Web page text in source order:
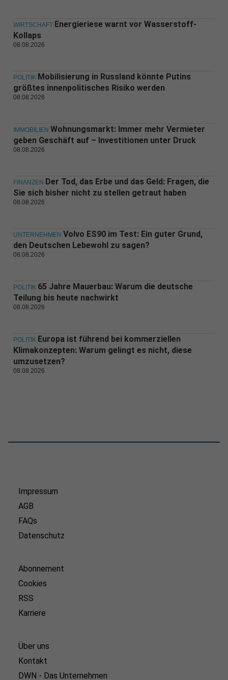
WIRTSCHAFT Energieriese warnt vor Wasserstoff-
Kollaps
08.08.2026
POLITIK Mobilisierung in Russland könnte Putins
größtes innenpolitisches Risiko werden
08.08.2026
IMMOBILIEN Wohnungsmarkt: Immer mehr Vermieter
geben Geschäft auf – Investitionen unter Druck
08.08.2026
FINANZEN Der Tod, das Erbe und das Geld: Fragen, die
Sie sich bisher nicht zu stellen getraut haben
08.08.2026
UNTERNEHMEN Volvo ES90 im Test: Ein guter Grund,
den Deutschen Lebewohl zu sagen?
08.08.2026
POLITIK 65 Jahre Mauerbau: Warum die deutsche
Teilung bis heute nachwirkt
08.08.2026
POLITIK Europa ist führend bei kommerziellen
Klimakonzepten: Warum gelingt es nicht, diese
umzusetzen?
08.08.2026
Impressum
AGB
FAQs
Datenschutz
Abonnement
Cookies
RSS
Karriere
Über uns
Kontakt
DWN - Das Unternehmen